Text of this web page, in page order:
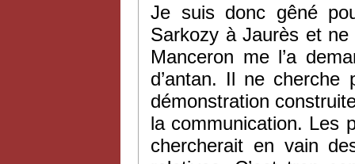
Je suis donc gêné
Sarkozy à Jaurès et
Manceron me l’a
d’antan. Il ne cherche
démonstration
la communication. Les
chercherait en vain